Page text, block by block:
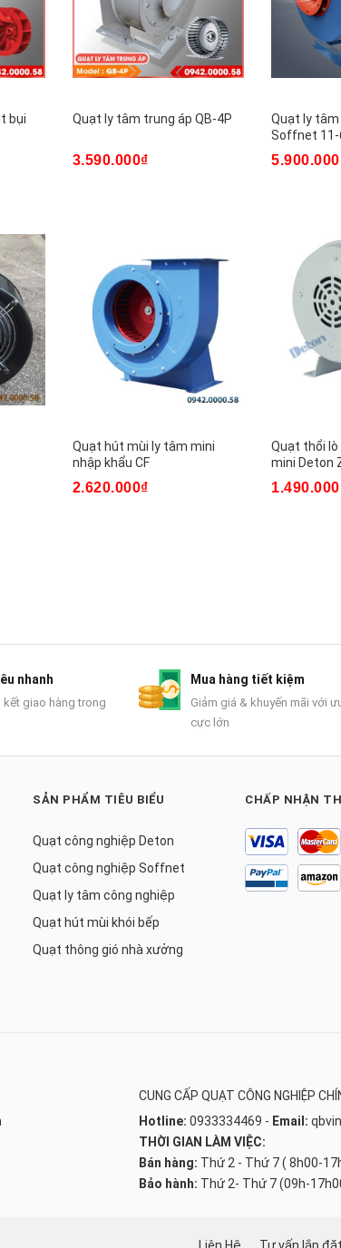
bụi
Quạt ly tâm trung áp QB-4P
3.590.000₫
Quạt ly
Soffnet 11-
Quạt hút mùi ly tâm mini
nhập khẩu CF
2.620.000₫
Quạt thổi
mini Deton
nhanh
kết giao hàng trong
Mua hàng tiết kiệm
Giảm giá & khuyến mãi với
cực lớn
SẢN PHẨM TIÊU BIỂU
Quạt công nghiệp Deton
Quạt công nghiệp Soffnet
Quạt ly tâm công nghiệp
Quạt hút mùi khói bếp
Quạt thông gió nhà xưởng
CHẤP NHẬN
CUNG CẤP QUẠT CÔNG NGHIỆP
Hotline: 0933334469 - Email:
THỜI GIAN LÀM VIỆC:
Bán hàng: Thứ 2 - Thứ 7 ( 8h00-
Bảo hành: Thứ 2- Thứ 7 (09h-
Tư vấn lắp đặt
Liên Hệ